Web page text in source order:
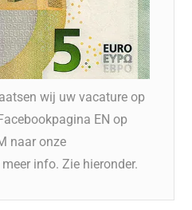
wij uw vacature op
EN op
naar onze
info. Zie hieronder.